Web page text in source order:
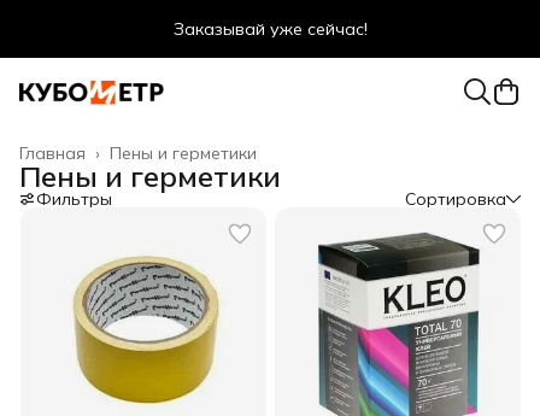
Оптовые цены даже для физ. лиц
Пены и герметики
Главная ›
Пены и герметики
Фильтры Сортировка